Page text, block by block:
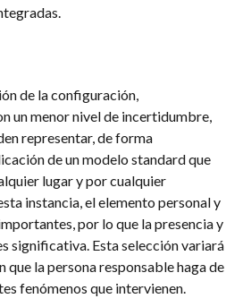
de la configuración,
un menor nivel de incertidumbre,
representar, de forma
de un modelo standard que
lugar y por cualquier
instancia, el elemento personal y
por lo que la presencia y
significativa. Esta selección variará
que la persona responsable haga de
fenómenos que intervienen.